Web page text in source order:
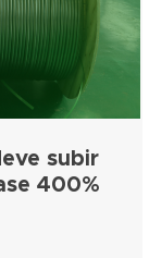
subir
400%